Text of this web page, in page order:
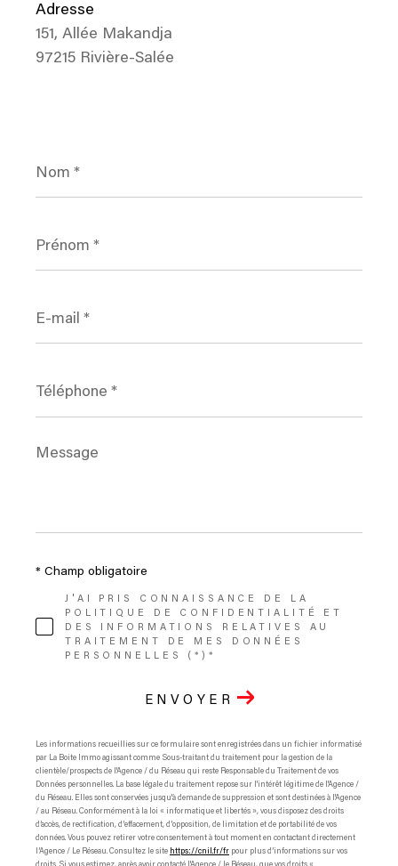
Adresse
151, Allée Makandja
97215 Rivière-Salée
*
*
mail
*
Message
J'AI PRIS CONNAISSANCE DE LA
POLITIQUE DE CONFIDENTIALITÉ ET
DES INFORMATIONS RELATIVES AU
TRAITEMENT DE MES DONNÉES
PERSONNELLES (*)*
* Champ obligatoire
ENVOYER
Les informations recueillies sur ce formulaire sont enregistrées dans un fichier informatisé
par La Boite Immo agissant comme Sous-traitant du traitement pour la gestion de la
clientèle/prospects de l'Agence / du Réseau qui reste Responsable du Traitement de vos
Données personnelles. La base légale du traitement repose sur l'intérêt légitime de l'Agence /
du Réseau. Elles sont conservées jusqu'à demande de suppression et sont destinées à l'Agence
/ au Réseau. Conformément à la loi « informatique et libertés », vous disposez des droits
d’accès, de rectification, d’effacement, d’opposition, de limitation et de portabilité de vos
données. Vous pouvez retirer votre consentement à tout moment en contactant directement
l’Agence / Le Réseau. Consultez le site https://cnil.fr/fr pour plus d’informations sur vos